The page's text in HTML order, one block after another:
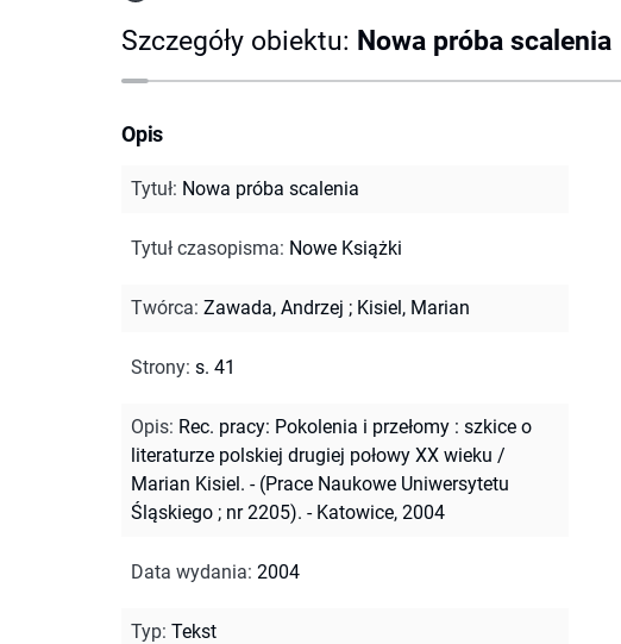
Szczegóły obiektu: Nowa próba scalenia
Opis
Tytuł: Nowa próba scalenia
Tytuł czasopisma: Nowe Książki
Twórca: Zawada, Andrzej ; Kisiel, Marian
Strony: s. 41
Opis: Rec. pracy: Pokolenia i przełomy : szkice o
literaturze polskiej drugiej połowy XX wieku /
Marian Kisiel. - (Prace Naukowe Uniwersytetu
Śląskiego ; nr 2205). - Katowice, 2004
Data wydania: 2004
Typ: Tekst